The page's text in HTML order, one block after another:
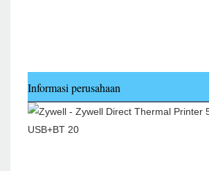
Informasi perusahaan